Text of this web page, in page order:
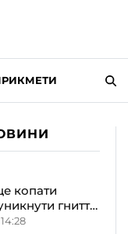
копати
гниття